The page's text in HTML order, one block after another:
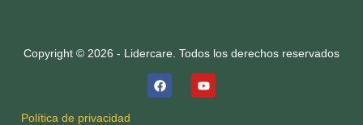
Copyright © 2026 - Lidercare. Todos los derechos reservados
Política de privacidad